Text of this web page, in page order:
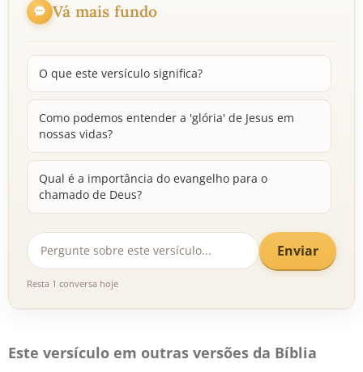
Vá mais fundo
O que este versículo significa?
Como podemos entender a 'glória' de Jesus em
nossas vidas?
Qual é a importância do evangelho para o
chamado de Deus?
Enviar
Resta 1 conversa hoje
Este versículo em outras versões da Bíblia